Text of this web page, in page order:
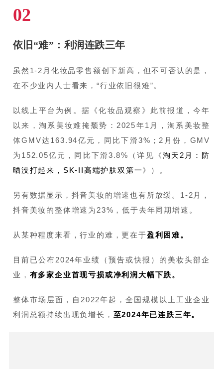
02
依旧“难”：利润连跌三年
虽然1-2月化妆品零售额创下新高，但不可否认的是，
在不少业内人士看来，“行业依旧很难”。
以线上平台为例。据《化妆品观察》此前报道，今年
以来，淘系美妆难掩颓势：2025年1月，淘系美妆整
体GMV达163.94亿元，同比下滑3%；2月份，GMV
为152.05亿元，同比下滑3.8%（详见《淘天2月：防
晒没打起来，SK-II高端护肤双第一》）。
另有数据显示，抖音美妆的增速也有所放缓。1-2月，
抖音美妆的整体增速为23%，低于去年同期增速。
从某种程度来看，行业的难，更在于盈利困难。
目前已公布2024年业绩（预告或快报）的美妆头部企
业， 有多家企业首现亏损或净利润大幅下跌。
整体市场层面，自2022年起，全国规模以上工业企业
利润总额持续出现负增长， 至2024年已连跌三年。